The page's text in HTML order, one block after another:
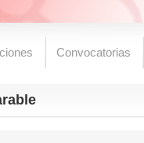
Convocatorias